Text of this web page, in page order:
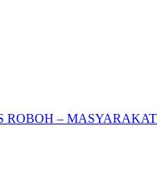
–